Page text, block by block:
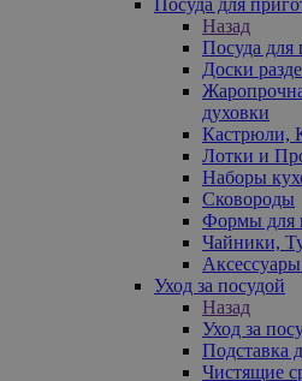
Назад
Посуда для
Доски
духовки
Кастрюли,
Лотки и
Наборы
Сковороды
Формы для
Чайники,
Уход за посудой
Назад
Уход за
Подставка
Чистящие